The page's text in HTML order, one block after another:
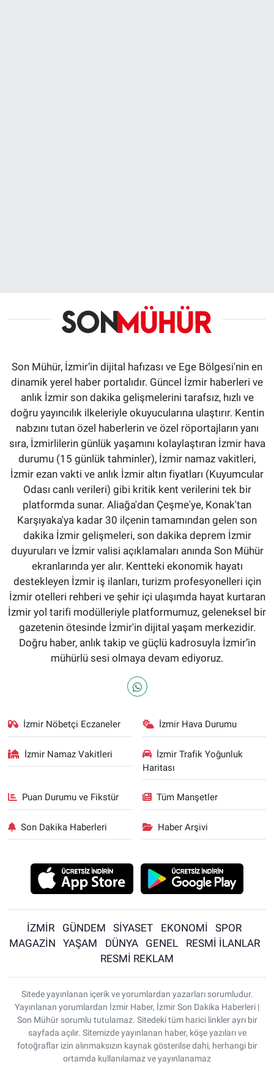
Son Mühür, İzmir’in dijital hafızası ve Ege Bölgesi'nin en
dinamik yerel haber portalıdır. Güncel İzmir haberleri ve
anlık İzmir son dakika gelişmelerini tarafsız, hızlı ve
doğru yayıncılık ilkeleriyle okuyucularına ulaştırır. Kentin
nabzını tutan özel haberlerin ve özel röportajların yanı
sıra, İzmirlilerin günlük yaşamını kolaylaştıran İzmir hava
durumu (15 günlük tahminler), İzmir namaz vakitleri,
İzmir ezan vakti ve anlık İzmir altın fiyatları (Kuyumcular
Odası canlı verileri) gibi kritik kent verilerini tek bir
platformda sunar. Aliağa'dan Çeşme'ye, Konak'tan
Karşıyaka'ya kadar 30 ilçenin tamamından gelen son
dakika İzmir gelişmeleri, son dakika deprem İzmir
duyuruları ve İzmir valisi açıklamaları anında Son Mühür
ekranlarında yer alır. Kentteki ekonomik hayatı
destekleyen İzmir iş ilanları, turizm profesyonelleri için
İzmir otelleri rehberi ve şehir içi ulaşımda hayat kurtaran
İzmir yol tarifi modülleriyle platformumuz, geleneksel bir
gazetenin ötesinde İzmir'in dijital yaşam merkezidir.
Doğru haber, anlık takip ve güçlü kadrosuyla İzmir’in
mühürlü sesi olmaya devam ediyoruz.
İzmir Nöbetçi Eczaneler İzmir Hava Durumu
İzmir Namaz Vakitleri
İzmir Trafik Yoğunluk
Haritası
Puan Durumu ve Fikstür Tüm Manşetler
Son Dakika Haberleri Haber Arşivi
İZMİR GÜNDEM SİYASET EKONOMİ
SPOR
MAGAZİN
YAŞAM DÜNYA GENEL
RESMİ İLANLAR
RESMİ REKLAM
Sitede yayınlanan içerik ve yorumlardan yazarları sorumludur.
Yayınlanan yorumlardan İzmir Haber, İzmir Son Dakika Haberleri |
Son Mühür sorumlu tutulamaz. Sitedeki tüm harici linkler ayrı bir
sayfada açılır. Sitemizde yayınlanan haber, köşe yazıları ve
fotoğraflar izin alınmaksızın kaynak gösterilse dahi, herhangi bir
ortamda kullanılamaz ve yayınlanamaz